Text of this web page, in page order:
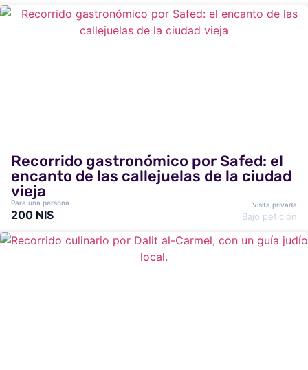
Recorrido gastronómico por Safed: el
encanto de las callejuelas de la ciudad
vieja
Para una persona
200 NIS
Visita privada
Bajo petición